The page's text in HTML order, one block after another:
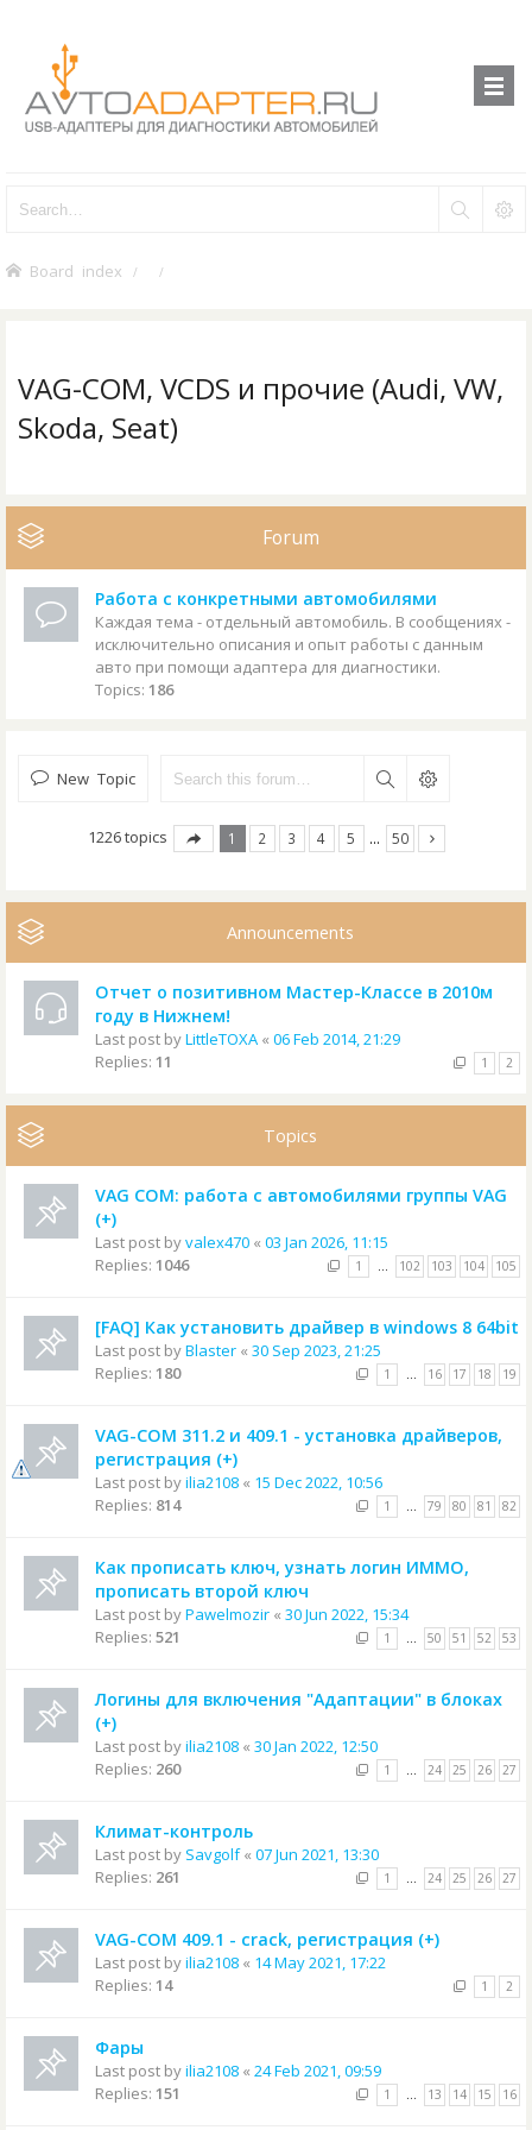
Board index
VAG-COM, VCDS и прочие (Audi, VW,
Skoda, Seat)
Forum
Работа с конкретными автомобилями
Каждая тема - отдельный автомобиль. В сообщениях -
исключительно описания и опыт работы с данным
авто при помощи адаптера для диагностики.
Topics: 186
New Topic
1226 topics 1 2 3 4 5 … 50
Announcements
Отчет о позитивном Мастер-Классе в 2010м
году в Нижнем!
Last post byLittleTOXA « 06 Feb 2014, 21:29
Replies: 11 1 2
Topics
VAG COM: работа с автомобилями группы VAG
(+)
Last post byvalex470 « 03 Jan 2026, 11:15
Replies: 1046 1 … 102 103 104 105
[FAQ] Как установить драйвер в windows 8 64bit
Last post byBlaster « 30 Sep 2023, 21:25
Replies: 180 1 … 16 17 18 19
VAG-COM 311.2 и 409.1 - установка драйверов,
регистрация (+)
Last post byilia2108 « 15 Dec 2022, 10:56
Replies: 814 1 … 79 80 81 82
Как прописать ключ, узнать логин ИММО,
прописать второй ключ
Last post byPawelmozir « 30 Jun 2022, 15:34
Replies: 521 1 … 50 51 52 53
Логины для включения "Адаптации" в блоках
(+)
Last post byilia2108 « 30 Jan 2022, 12:50
Replies: 260 1 … 24 25 26 27
Климат-контроль
Last post by Savgolf« 07 Jun 2021, 13:30
Replies: 261 1 … 24 25 26 27
VAG-COM 409.1 - crack, регистрация (+)
Last post byilia2108 « 14 May 2021, 17:22
Replies: 14 1 2
Фары
Last post byilia2108 « 24 Feb 2021, 09:59
Replies: 151 1 … 13 14 15 16